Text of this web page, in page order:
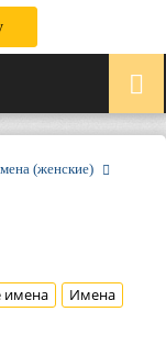
(женские)
имена Имена